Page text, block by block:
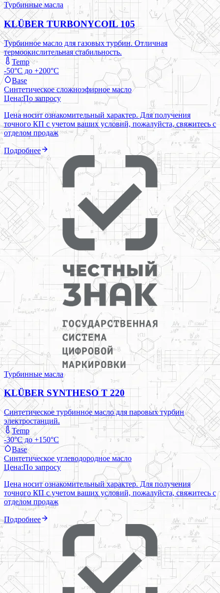
Турбинные масла
KLÜBER TURBONYCOIL 105
Турбинное масло для газовых турбин. Отличная
термоокислительная стабильность.
Temp
-50°C до +200°C
Base
Синтетическое сложноэфирное масло
Цена:По запросу
Цена носит ознакомительный характер. Для получения
точного КП с учетом ваших условий, пожалуйста, свяжитесь с
отделом продаж
Подробнее
Турбинные масла
KLÜBER SYNTHESO T 220
Синтетическое турбинное масло для паровых турбин
электростанций.
Temp
-30°C до +150°C
Base
Синтетическое углеводородное масло
Цена:По запросу
Цена носит ознакомительный характер. Для получения
точного КП с учетом ваших условий, пожалуйста, свяжитесь с
отделом продаж
Подробнее